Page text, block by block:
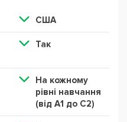
США
Так
На кожному
рівні навчання
(від А1 до С2)